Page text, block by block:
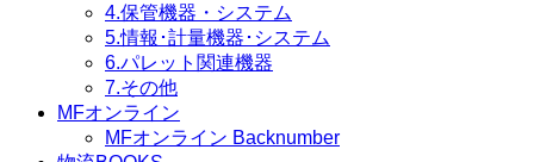
4.保管機器・システム
5.情報･計量機器･システム
6.パレット関連機器
7.その他
MFオンライン
MFオンライン Backnumber